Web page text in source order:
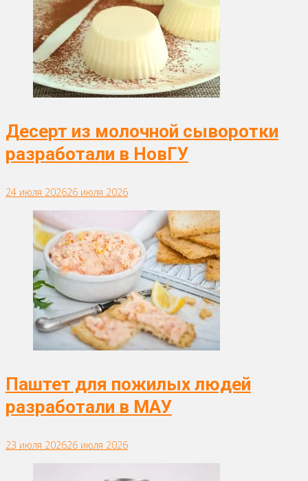
Десерт из молочной сыворотки
разработали в НовГУ
24 июля 202626 июля 2026
Паштет для пожилых людей
разработали в МАУ
23 июля 202626 июля 2026